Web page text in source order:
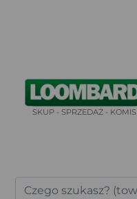
SKUP - SPRZEDAŻ - KOMIS